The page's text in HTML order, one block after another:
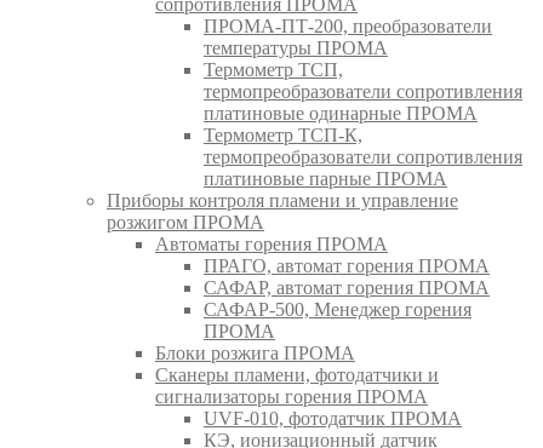
сопротивления ПРОМА
ПРОМА-ПТ-200, преобразователи
температуры ПРОМА
Термометр ТСП,
термопреобразователи сопротивления
платиновые одинарные ПРОМА
Термометр ТСП-К,
термопреобразователи сопротивления
платиновые парные ПРОМА
Приборы контроля пламени и управление
розжигом ПРОМА
Автоматы горения ПРОМА
ПРАГО, автомат горения ПРОМА
САФАР, автомат горения ПРОМА
САФАР-500, Менеджер горения
ПРОМА
Блоки розжига ПРОМА
Сканеры пламени, фотодатчики и
сигнализаторы горения ПРОМА
UVF-010, фотодатчик ПРОМА
КЭ, ионизационный датчик